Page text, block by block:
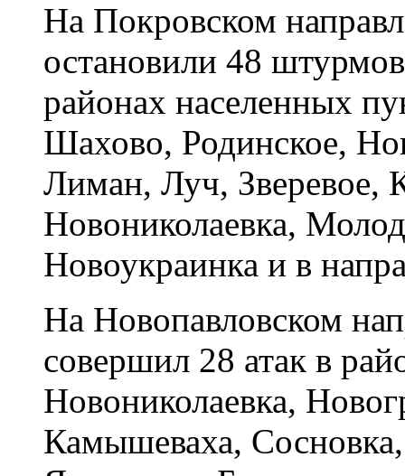
На Покровском
остановили 48
районах населенных
Шахово, Родинское,
Лиман, Луч, Зверевое,
Новониколаевка,
Новоукраинка и в
На Новопавловском
совершил 28 атак в
Новониколаевка,
Камышеваха,